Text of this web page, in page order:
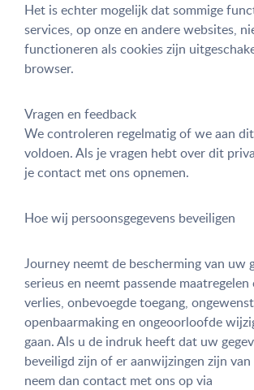
Het is echter mogelijk dat sommige
services, op onze en andere websites,
functioneren als cookies zijn
browser.
Vragen en feedback
We controleren regelmatig of we aan
voldoen. Als je vragen hebt over dit
je contact met ons opnemen.
Hoe wij persoonsgegevens beveiligen
Journey neemt de bescherming van uw
serieus en neemt passende
verlies, onbevoegde toegang,
openbaarmaking en ongeoorloofde
gaan. Als u de indruk heeft dat uw
beveiligd zijn of er aanwijzingen zijn
neem dan contact met ons op via